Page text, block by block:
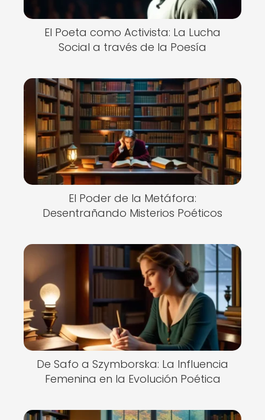
El Poeta como Activista: La Lucha
Social a través de la Poesía
El Poder de la Metáfora:
Desentrañando Misterios Poéticos
De Safo a Szymborska: La Influencia
Femenina en la Evolución Poética